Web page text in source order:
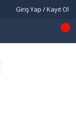
Giriş Yap / Kayıt Ol